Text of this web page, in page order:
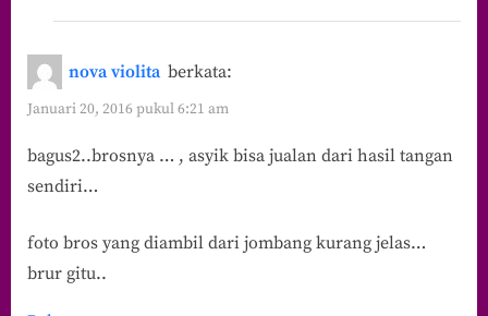
nova violita berkata:
Januari 20, 2016 pukul 6:21 am
bagus2..brosnya … , asyik bisa jualan dari hasil tangan
sendiri…
foto bros yang diambil dari jombang kurang jelas…
brur gitu..